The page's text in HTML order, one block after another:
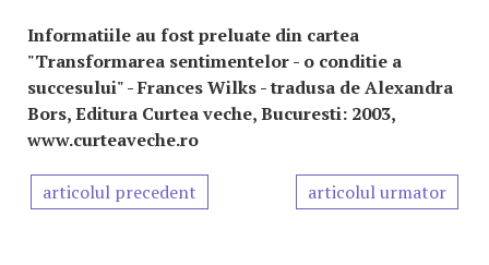
Informatiile au fost preluate din cartea
"Transformarea sentimentelor - o conditie a
succesului" - Frances Wilks - tradusa de Alexandra
Bors, Editura Curtea veche, Bucuresti: 2003,
www.curteaveche.ro
articolul precedent articolul urmator